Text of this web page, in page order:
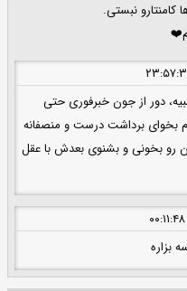
نبستی.
دور از جون خبرفوری حتی
بخوای برداشت درست و منصفانه
رو بخونی و بشنوی بعدش با عقل
بزاره